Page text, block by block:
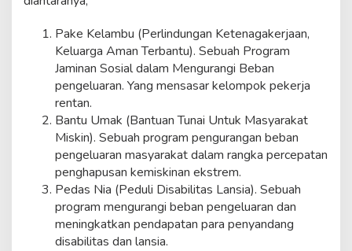
Pake Kelambu (Perlindungan Ketenagakerjaan,
Keluarga Aman Terbantu). Sebuah Program
Jaminan Sosial dalam Mengurangi Beban
pengeluaran. Yang mensasar kelompok pekerja
rentan.
Bantu Umak (Bantuan Tunai Untuk Masyarakat
Miskin). Sebuah program pengurangan beban
pengeluaran masyarakat dalam rangka percepatan
penghapusan kemiskinan ekstrem.
Pedas Nia (Peduli Disabilitas Lansia). Sebuah
program mengurangi beban pengeluaran dan
meningkatkan pendapatan para penyandang
disabilitas dan lansia.